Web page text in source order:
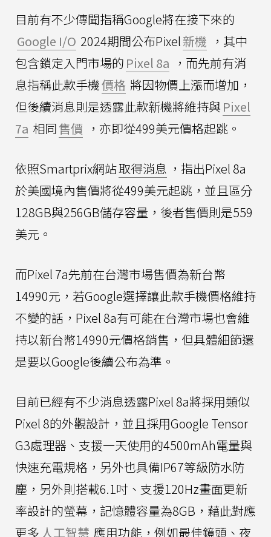
目前有不少傳聞指稱Google將在接下來的
Google I/O 2024期間公布Pixel新機 ，其中
包含鎖定入門市場的 Pixel 8a ，而先前有消
息指稱此款手機價格 將因物價上漲而增加，
但後續消息則是透露此款新機將維持與 Pixel
7a 相同售價 ，亦即從499美元價格起跳。
依照Smartprix網站取得消息 ，指出Pixel 8a
於美國境內售價將從499美元起跳，並且區分
128GB與256GB儲存容量，後者售價則是559
美元。
而Pixel 7a先前在台灣市場售價為新台幣
14990元，若Google選擇讓此款手機價格維持
不變的話，Pixel 8a有可能在台灣市場也會維
持以新台幣14990元價格銷售，但具體細節還
是要以Google後續公布為準。
目前已經有不少消息透露Pixel 8a將採用類似
Pixel 8的外觀設計，並且採用Google Tensor
G3處理器、支援一天使用的4500mAh電量與
快速充電規格，另外也具備IP67等級防水防
塵，另外則搭載6.1吋、支援120Hz畫面更新
率設計的螢幕，記憶體容量為8GB，藉此對應
更多 人工智慧 應用功能，例如最佳鏡頭、夜